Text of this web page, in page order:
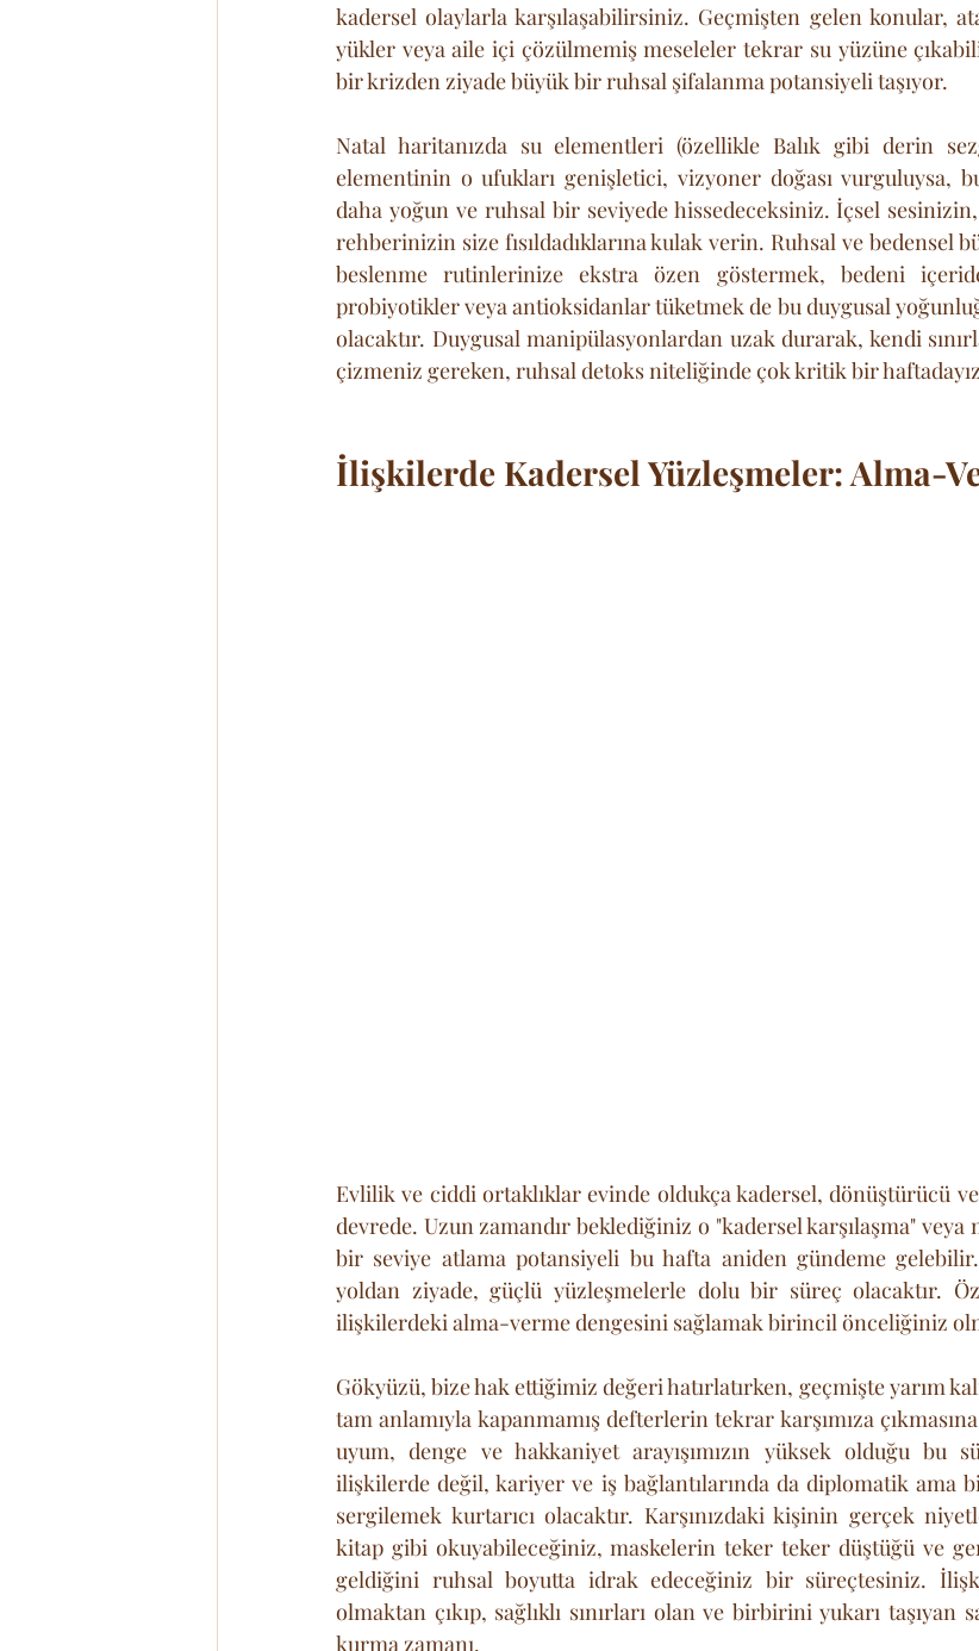
kadersel olaylarla karşılaşabilirsiniz. Geçmişten gelen konular,
yükler veya aile içi çözülmemiş meseleler tekrar su yüzüne
bir krizden ziyade büyük bir ruhsal şifalanma potansiyeli taşıyor.
Natal haritanızda su elementleri (özellikle Balık gibi derin
elementinin o ufukları genişletici, vizyoner doğası vurguluysa,
daha yoğun ve ruhsal bir seviyede hissedeceksiniz. İçsel
rehberinizin size fısıldadıklarına kulak verin. Ruhsal ve bedensel
beslenme rutinlerinize ekstra özen göstermek, bedeni
probiyotikler veya antioksidanlar tüketmek de bu duygusal
olacaktır. Duygusal manipülasyonlardan uzak durarak, kendi
çizmeniz gereken, ruhsal detoks niteliğinde çok kritik bir
İlişkilerde Kadersel Yüzleşmeler: Alma-
Evlilik ve ciddi ortaklıklar evinde oldukça kadersel, dönüştürücü
devrede. Uzun zamandır beklediğiniz o "kadersel karşılaşma"
bir seviye atlama potansiyeli bu hafta aniden gündeme
yoldan ziyade, güçlü yüzleşmelerle dolu bir süreç olacaktır.
ilişkilerdeki alma-verme dengesini sağlamak birincil önceliğiniz
Gökyüzü, bize hak ettiğimiz değeri hatırlatırken, geçmişte yarım
tam anlamıyla kapanmamış defterlerin tekrar karşımıza
uyum, denge ve hakkaniyet arayışımızın yüksek olduğu bu
ilişkilerde değil, kariyer ve iş bağlantılarında da diplomatik ama
sergilemek kurtarıcı olacaktır. Karşınızdaki kişinin gerçek
kitap gibi okuyabileceğiniz, maskelerin teker teker düştüğü ve
geldiğini ruhsal boyutta idrak edeceğiniz bir süreçtesiniz.
olmaktan çıkıp, sağlıklı sınırları olan ve birbirini yukarı
kurma zamanı.